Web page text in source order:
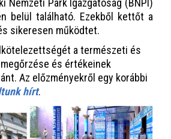
Nemzeti Park Igazgatóság (BNPI)
belül található. Ezekből kettőt a
sikeresen működtet.
a természeti és
és értékeinek
Az előzményekről egy korábbi
hírt.